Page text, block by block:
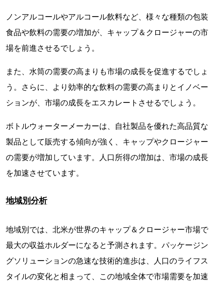
ノンアルコールやアルコール飲料など、様々な種類の包装
食品や飲料の需要の増加が、キャップ＆クロージャーの市
場を前進させるでしょう。
また、水筒の需要の高まりも市場の成長を促進するでしょ
う。さらに、より効率的な飲料の需要の高まりとイノベー
ションが、市場の成長をエスカレートさせるでしょう。
ボトルウォーターメーカーは、自社製品を優れた高品質な
製品として販売する傾向が強く、キャップやクロージャー
の需要が増加しています。人口所得の増加は、市場の成長
を加速させています。
地域別分析
地域別では、北米が世界のキャップ＆クロージャー市場で
最大の収益ホルダーになると予測されます。パッケージン
グソリューションの急速な技術的進歩は、人口のライフス
タイルの変化と相まって、この地域全体で市場需要を加速